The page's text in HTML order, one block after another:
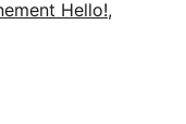
Hello!,